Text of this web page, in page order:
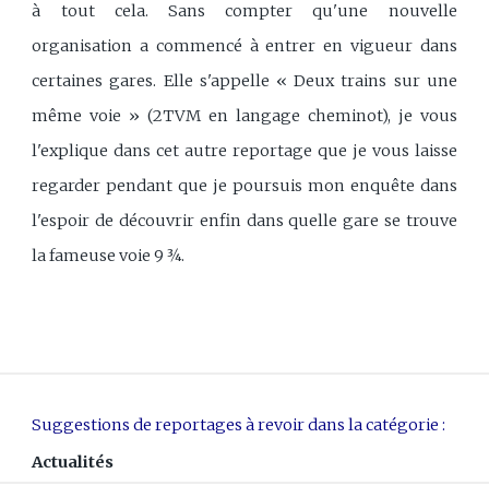
à tout cela. Sans compter qu'une nouvelle
organisation a commencé à entrer en vigueur dans
certaines gares. Elle s'appelle « Deux trains sur une
même voie » (2TVM en langage cheminot), je vous
l'explique dans cet autre reportage que je vous laisse
regarder pendant que je poursuis mon enquête dans
l'espoir de découvrir enfin dans quelle gare se trouve
la fameuse voie 9 ¾.
Suggestions de reportages à revoir dans la catégorie :
Actualités